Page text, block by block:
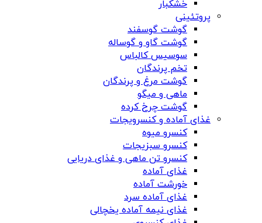
خشکبار
پروتئینی
گوشت گوسفند
گوشت گاو و گوساله
سوسیس کالباس
تخم پرندگان
گوشت مرغ و پرندگان
ماهی و میگو
گوشت چرخ کرده
غذای آماده و کنسرویجات
کنسرو میوه
کنسرو سبزیجات
کنسرو تن ماهی و غذای دریایی
غذای آماده
خورشت آماده
غذای آماده سرد
غذای نیمه آماده یخچالی